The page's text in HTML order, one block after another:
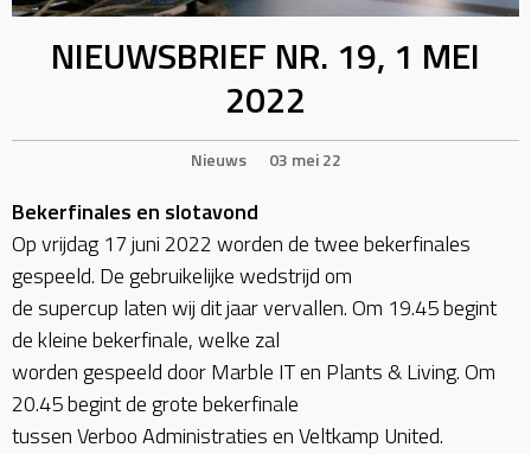
NIEUWSBRIEF NR. 19, 1 MEI
2022
Nieuws 03 mei 22
Bekerfinales en slotavond
Op vrijdag 17 juni 2022 worden de twee bekerfinales
gespeeld. De gebruikelijke wedstrijd om
de supercup laten wij dit jaar vervallen. Om 19.45 begint
de kleine bekerfinale, welke zal
worden gespeeld door Marble IT en Plants & Living. Om
20.45 begint de grote bekerfinale
tussen Verboo Administraties en Veltkamp United.